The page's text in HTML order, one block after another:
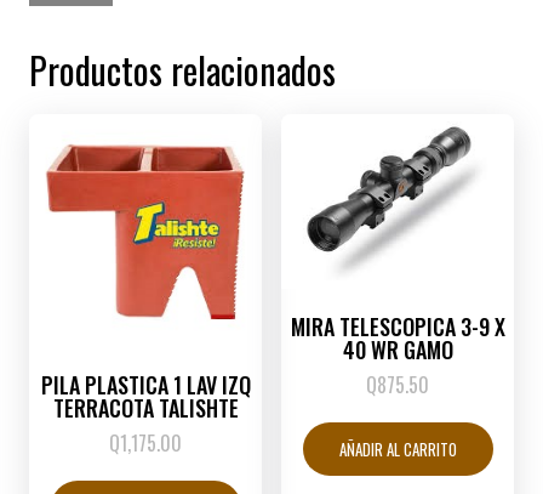
Productos relacionados
PILA PLASTICA 1 LAV IZQ
TERRACOTA TALISHTE
Q1,175.00
MIRA TELESCOPICA 3-9 X
40 WR GAMO
Q875.50
AÑADIR AL CARRITO